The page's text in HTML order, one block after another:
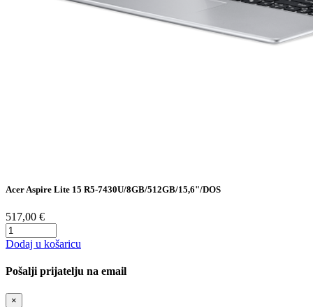
Acer Aspire Lite 15 R5-7430U/8GB/512GB/15,6"/DOS
517,00 €
Dodaj u košaricu
Pošalji prijatelju na email
×